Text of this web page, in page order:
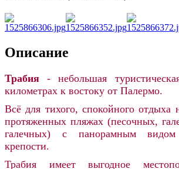
Описание
Трабия - небольшая
километрах к востоку от Палермо.
Всё для тихого, спокойного отдыха
протяженных пляжах (песочных,
галечных) с панорамным
крепости.
Трабия имеет выгодное